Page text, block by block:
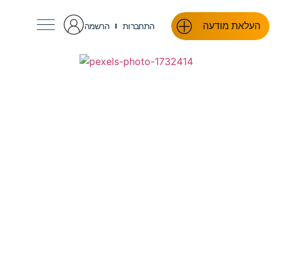
העלאת מודעה התחברות הרשמה